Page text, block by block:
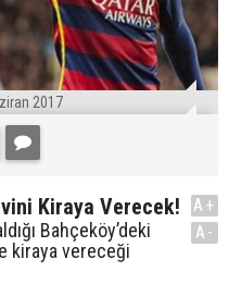
2017
Kiraya Verecek!
Bahçeköy’deki
kiraya vereceği
A+
A-